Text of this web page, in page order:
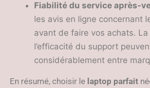
Fiabilité du service après-
les avis en ligne concernant
avant de faire vos achats.
l’efficacité du support
considérablement entre
En résumé, choisir le laptop parfait